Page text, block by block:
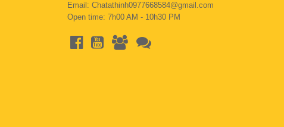
Email: Chatathinh0977668584@gmail.com
Open time: 7h00 AM - 10h30 PM